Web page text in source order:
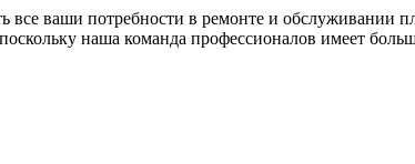
все ваши потребности в ремонте и обслуживании
наша команда профессионалов имеет